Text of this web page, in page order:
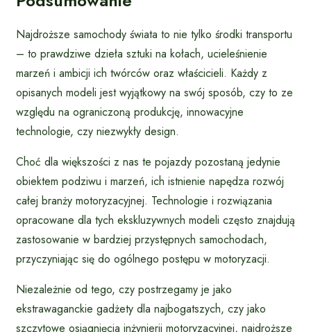
Najdroższe samochody świata to nie tylko środki transportu
– to prawdziwe dzieła sztuki na kołach, ucieleśnienie
marzeń i ambicji ich twórców oraz właścicieli. Każdy z
opisanych modeli jest wyjątkowy na swój sposób, czy to ze
względu na ograniczoną produkcję, innowacyjne
technologie, czy niezwykły design.
Choć dla większości z nas te pojazdy pozostaną jedynie
obiektem podziwu i marzeń, ich istnienie napędza rozwój
całej branży motoryzacyjnej. Technologie i rozwiązania
opracowane dla tych ekskluzywnych modeli często znajdują
zastosowanie w bardziej przystępnych samochodach,
przyczyniając się do ogólnego postępu w motoryzacji.
Niezależnie od tego, czy postrzegamy je jako
ekstrawaganckie gadżety dla najbogatszych, czy jako
szczytowe osiągnięcia inżynierii motoryzacyjnej, najdroższe